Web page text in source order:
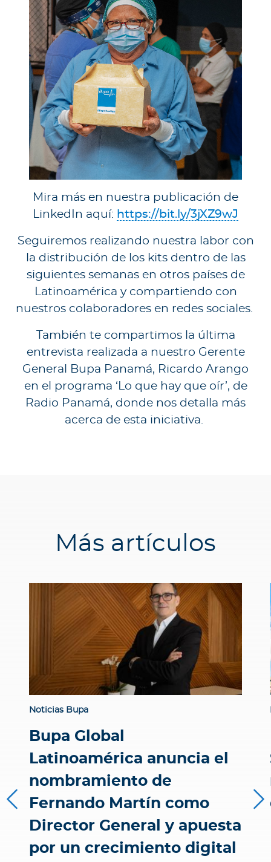
Mira más en nuestra publicación de
LinkedIn aquí: https://bit.ly/3jXZ9wJ
Seguiremos realizando nuestra labor con
la distribución de los kits dentro de las
siguientes semanas en otros países de
Latinoamérica y compartiendo con
nuestros colaboradores en redes sociales.
También te compartimos la última
entrevista realizada a nuestro Gerente
General Bupa Panamá, Ricardo Arango
en el programa ‘Lo que hay que oír’, de
Radio Panamá, donde nos detalla más
acerca de esta iniciativa.
Más artículos
Noticias Bupa
Bupa Global
Latinoamérica anuncia el
nombramiento de
Fernando Martín como
Director General y apuesta
por un crecimiento digital